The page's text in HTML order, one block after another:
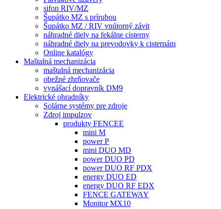
sifon RIV/MZ
Šupátko MZ s prírubou
Šupátko MZ / RIV vnútorný závit
náhradné diely na fekálne cisterny
náhradné diely na prevodovky k cisternám
Online katalógy
Maštalná mechanizácia
maštalná mechanizácia
obežné zhrňovače
vynášací dopravník DM9
Elektrické ohradníky
Solárne systémy pre zdroje
Zdroj impulzov
produkty FENCEE
mini M
power P
mini DUO MD
power DUO PD
power DUO RF PDX
energy DUO ED
energy DUO RF EDX
FENCE GATEWAY
Monitor MX10